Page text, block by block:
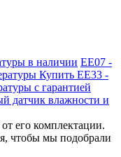
в наличии EE07 -
Купить EE33 -
с гарантией
датчик влажности и
его комплектации.
чтобы мы подобрали